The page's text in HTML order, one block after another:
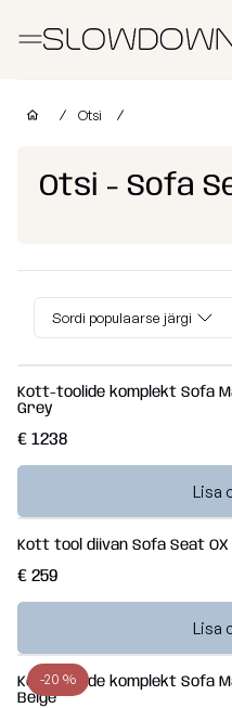
Kott-toolid
Populaarsed
kategooriad
kõik Kott-
Laos
Kollektsioonid
Osta
– 2026
TUBE
Lisainfo
info@slowdown.ee
Kontakt
Otsi
Otsi - Sofa
Sordi populaarse järgi
Kott-toolide komplekt Sofa
Grey
€ 1238
Lisa
Kott tool diivan Sofa Seat OX
€ 259
Lisa
-20 %
Kott-toolide komplekt Sofa
Beige